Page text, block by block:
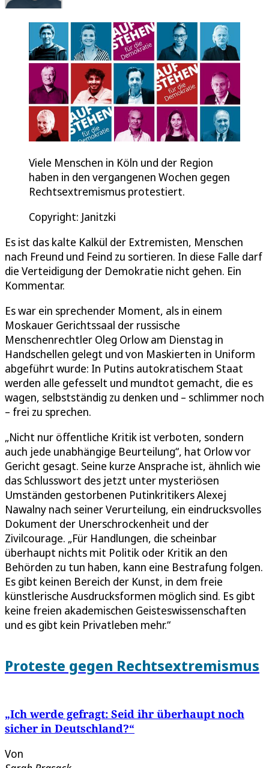
Viele Menschen in Köln und der Region
haben in den vergangenen Wochen gegen
Rechtsextremismus protestiert.
Copyright: Janitzki
Es ist das kalte Kalkül der Extremisten, Menschen
nach Freund und Feind zu sortieren. In diese Falle darf
die Verteidigung der Demokratie nicht gehen. Ein
Kommentar.
Es war ein sprechender Moment, als in einem
Moskauer Gerichtssaal der russische
Menschenrechtler Oleg Orlow am Dienstag in
Handschellen gelegt und von Maskierten in Uniform
abgeführt wurde: In Putins autokratischem Staat
werden alle gefesselt und mundtot gemacht, die es
wagen, selbstständig zu denken und – schlimmer noch
– frei zu sprechen.
„Nicht nur öffentliche Kritik ist verboten, sondern
auch jede unabhängige Beurteilung“, hat Orlow vor
Gericht gesagt. Seine kurze Ansprache ist, ähnlich wie
das Schlusswort des jetzt unter mysteriösen
Umständen gestorbenen Putinkritikers Alexej
Nawalny nach seiner Verurteilung, ein eindrucksvolles
Dokument der Unerschrockenheit und der
Zivilcourage. „Für Handlungen, die scheinbar
überhaupt nichts mit Politik oder Kritik an den
Behörden zu tun haben, kann eine Bestrafung folgen.
Es gibt keinen Bereich der Kunst, in dem freie
künstlerische Ausdrucksformen möglich sind. Es gibt
keine freien akademischen Geisteswissenschaften
und es gibt kein Privatleben mehr.“
Proteste gegen Rechtsextremismus
„Ich werde gefragt: Seid ihr überhaupt noch
sicher in Deutschland?“
Von